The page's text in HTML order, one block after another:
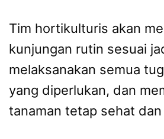
Tim hortikulturis akan
kunjungan rutin sesuai
melaksanakan semua
yang diperlukan, dan
tanaman tetap sehat